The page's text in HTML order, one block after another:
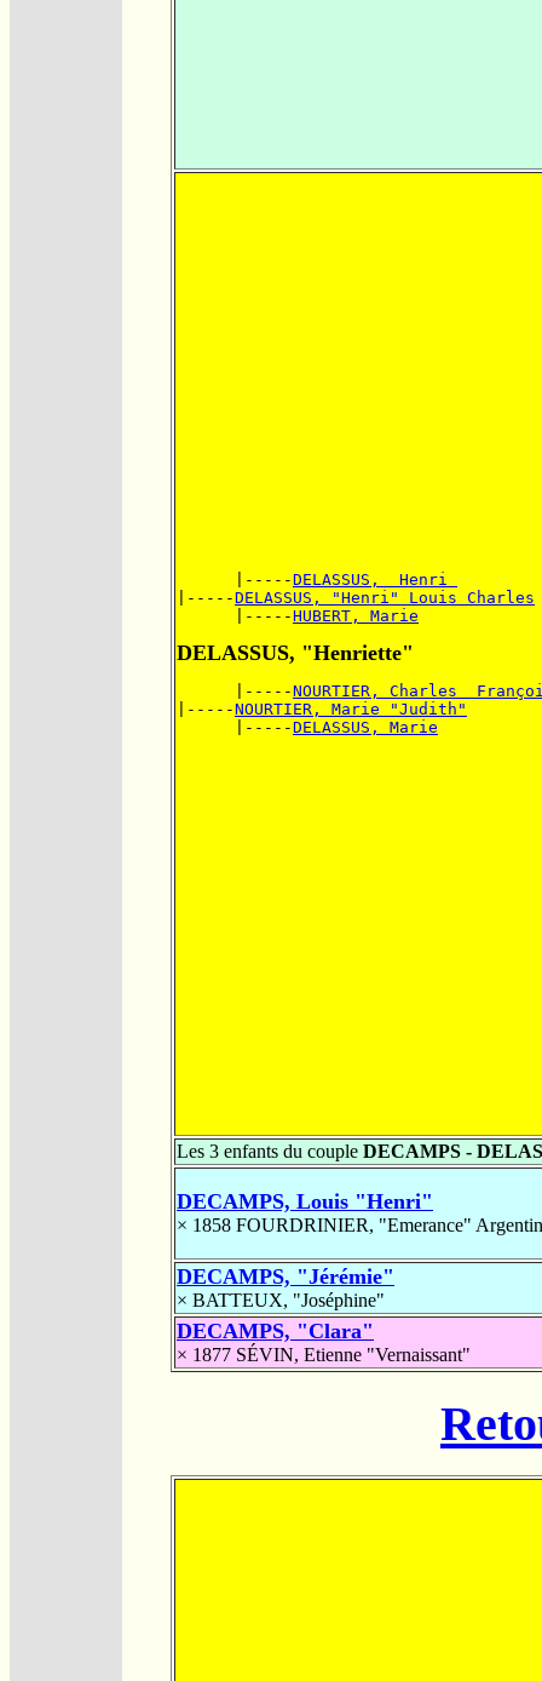
      |-----
DELASSUS,  Henri
|-----DELASSUS, "Henri" Louis Charles
      |-----
HUBERT, Marie
DELASSUS, "Henriette"
      |-----
NOURTIER, Charles
|-----NOURTIER, Marie "Judith"
      |-----
DELASSUS, Marie
Les 3 enfants du couple DECAMPS -
DECAMPS, Louis "Henri"
× 1858 FOURDRINIER, "Emerance"
DECAMPS, "Jérémie"
× BATTEUX, "Joséphine"
DECAMPS, "Clara"
× 1877 SÉVIN, Etienne "Vernaissant"